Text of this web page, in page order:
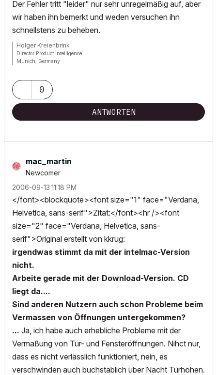
Der Fehler tritt "leider" nur sehr unregelmäßig auf, aber
wir haben ihn bemerkt und weden versuchen ihn
schnellstens zu beheben.
Holger Kreienbrink
Director Product Intelligence
Munich, Germany
0
ANTWORTEN
mac_martin
Newcomer
‎2006-09-13 11:18 PM
</font><blockquote><font size="1" face="Verdana,
Helvetica, sans-serif">Zitat:</font><hr /><font
size="2" face="Verdana, Helvetica, sans-
serif">Original erstellt von kkrug:
irgendwas stimmt da mit der intelmac-Version
nicht.
Arbeite gerade mit der Download-Version. CD
liegt da....
Sind anderen Nutzern auch schon Probleme beim
Vermassen von Öffnungen untergekommen?
... Ja, ich habe auch erhebliche Probleme mit der
Vermaßung von Tür- und Fensteröffnungen. Nihct nur,
dass es nicht verlässlich funktioniert, nein, es
verschwinden auch buchstäblich über Nacht Türhöhen.